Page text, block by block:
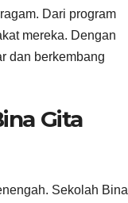
Dari program
mereka. Dengan
dan berkembang
Gita
Sekolah Bina